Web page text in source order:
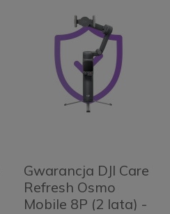
Gwarancja DJI Care
Refresh Osmo
Mobile 8P (2 lata) -